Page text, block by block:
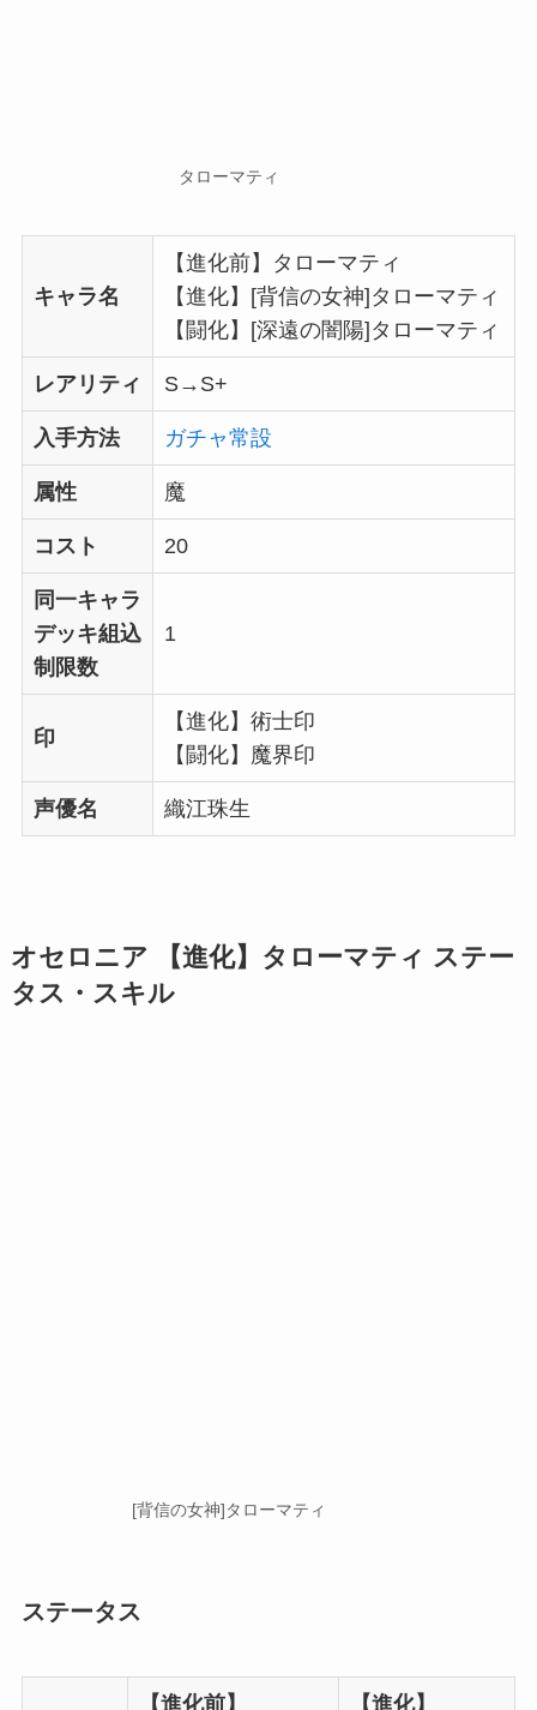
タローマティ
キャラ名
【進化前】タローマティ
【進化】[背信の女神]タローマティ
【闘化】[深遠の闇陽]タローマティ
レアリティ S→S+
入手方法 ガチャ常設
属性 魔
コスト 20
同一キャラ
デッキ組込
制限数
1
印
【進化】術士印
【闘化】魔界印
声優名 織江珠生
オセロニア 【進化】タローマティ ステー
タス・スキル
[背信の女神]タローマティ
ステータス
【進化前】 【進化】